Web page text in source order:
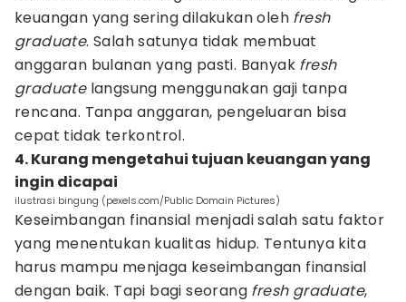
keuangan yang sering dilakukan oleh fresh
graduate. Salah satunya tidak membuat
anggaran bulanan yang pasti. Banyak fresh
graduatelangsung menggunakan gaji tanpa
rencana. Tanpa anggaran, pengeluaran bisa
cepat tidak terkontrol.
4. Kurang mengetahui tujuan keuangan yang
ingin dicapai
ilustrasi bingung (pexels.com/Public Domain Pictures)
Keseimbangan finansial menjadi salah satu faktor
yang menentukan kualitas hidup. Tentunya kita
harus mampu menjaga keseimbangan finansial
dengan baik. Tapi bagi seorang fresh graduate,